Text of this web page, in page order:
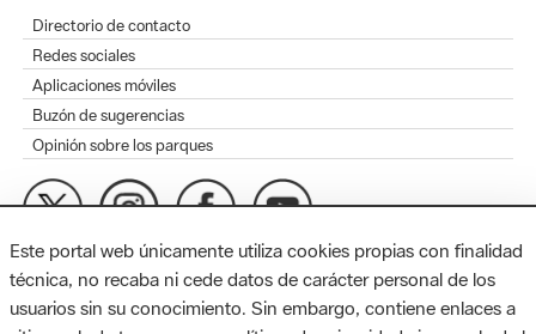
Directorio de contacto
Redes sociales
Aplicaciones móviles
Buzón de sugerencias
Opinión sobre los parques
MAPA WEB AVISO LEGAL ACCESIBILIDAD
Diputación de Barcelona. Edifici Llacuna, 1a planta. Badajoz, 49.
Este portal web únicamente utiliza cookies propias con finalidad
técnica, no recaba ni cede datos de carácter personal de los
usuarios sin su conocimiento. Sin embargo, contiene enlaces a